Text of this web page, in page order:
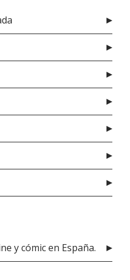
y cómic en España.